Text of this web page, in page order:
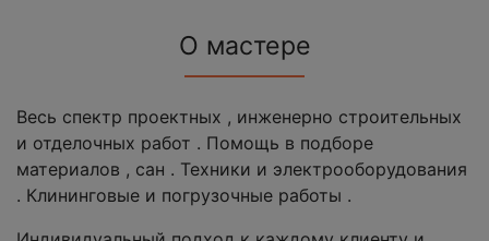
О мастере
Весь спектр проектных , инженерно строительных
и отделочных работ . Помощь в подборе
материалов , сан . Техники и электрооборудования
. Клининговые и погрузочные работы .